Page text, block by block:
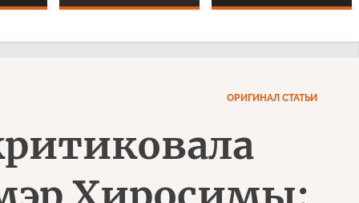
ОРИГИНАЛ СТАТЬИ